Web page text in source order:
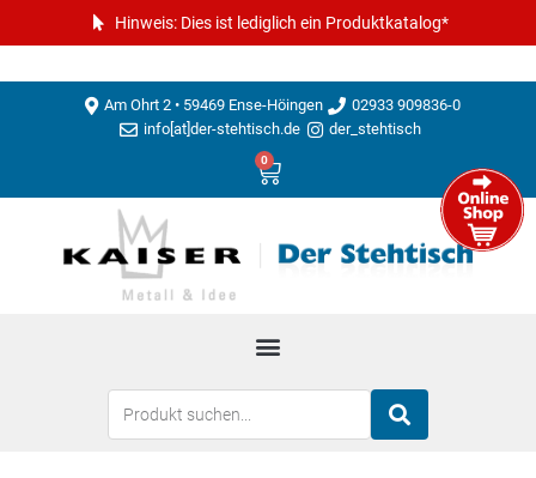
Hinweis: Dies ist lediglich ein Produktkatalog*
Am Ohrt 2 • 59469 Ense-Höingen
02933 909836-0
info[at]der-stehtisch.de
der_stehtisch
0